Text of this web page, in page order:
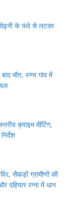
ओढ़नी के फंदे से लटका
मौत, रन्ना गांव में
क्राइम मीटिंग,
सैकड़ों ग्रामीणों की
रन्ना में धान